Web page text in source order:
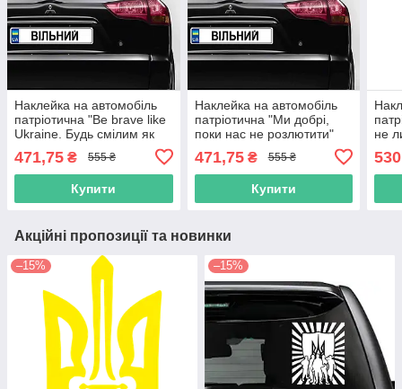
Наклейка на автомобіль
патріотична "Be brave like
Ukraine. Будь смілим як
Україна" (колір плівки на
вибір клієнта) з оракалу
471,75 ₴ 555 ₴
Купити
Наклейка на автомобіль
патріотична "Ми добрі,
поки нас не розлютити"
клієнта) з оракалу
471,75₴ 555 ₴
Купити
не
Акційні пропозиції та новинки
–15% –15%